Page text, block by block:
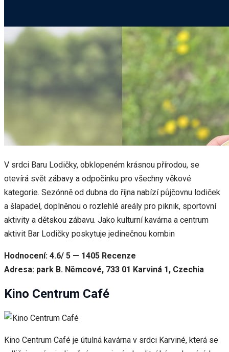
V srdci Baru Lodičky, obklopeném krásnou přírodou, se
otevírá svět zábavy a odpočinku pro všechny věkové
kategorie. Sezónně od dubna do října nabízí půjčovnu lodiček
a šlapadel, doplněnou o rozlehlé areály pro piknik, sportovní
aktivity a dětskou zábavu. Jako kulturní kavárna a centrum
aktivit Bar Lodičky poskytuje jedinečnou kombin
Hodnocení: 4.6/ 5 — 1405 Recenze
Adresa: park B. Němcové, 733 01 Karviná 1, Czechia
Kino Centrum Café
Kino Centrum Café je útulná kavárna v srdci Karviné, která se